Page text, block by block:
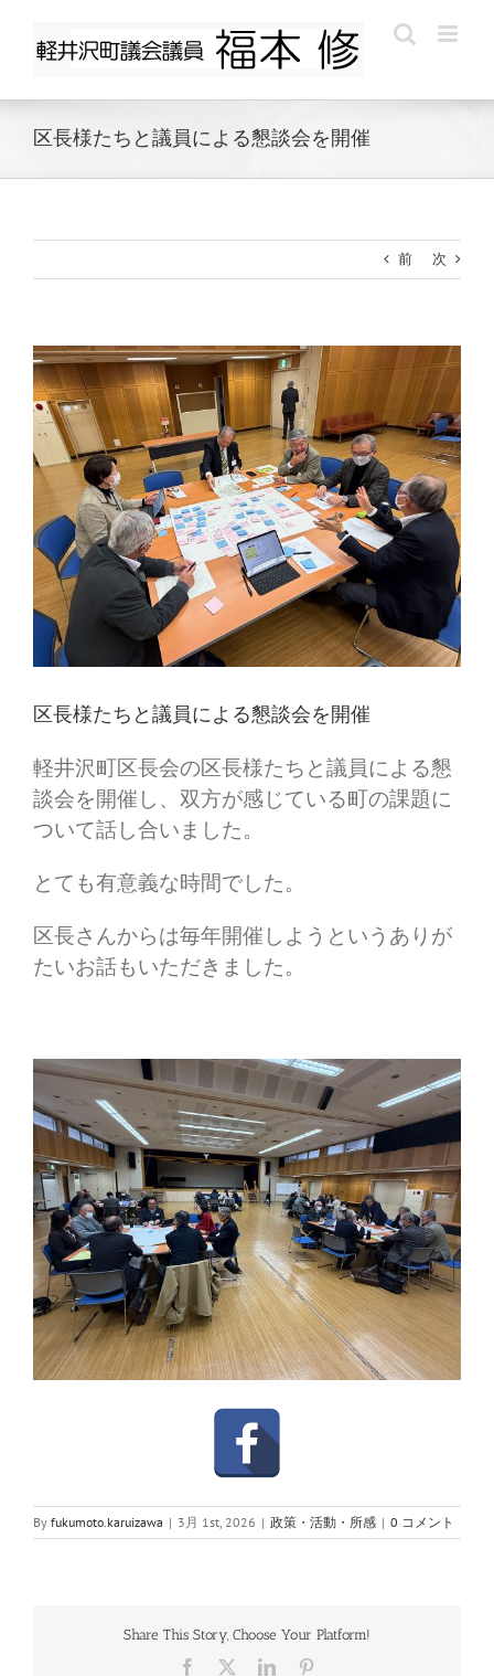
content
区長様たちと議員による懇談会を開催
前 次
View
Larger
Image
区長様たちと議員による懇談会を開催
軽井沢町区長会の区長様たちと議員による懇
談会を開催し、双方が感じている町の課題に
ついて話し合いました。
とても有意義な時間でした。
区長さんからは毎年開催しようというありが
たいお話もいただきました。
By fukumoto.karuizawa | 3月 1st, 2026 | 政策・活動・所感 | 0 コメント
Share This Story, Choose Your Platform!
Facebook LinkedIn